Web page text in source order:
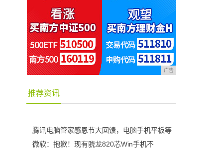
广告
推荐资讯
腾讯电脑管家感恩节大回馈，电脑手机平板等
微软：抱歉！现有骁龙820芯Win手机不